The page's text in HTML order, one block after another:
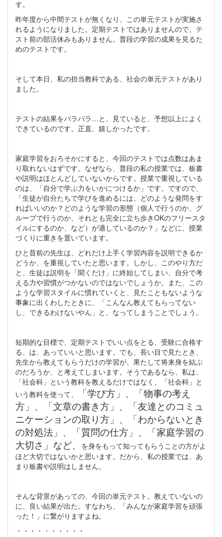
す。
昨年度から中間テストが無くなり、この単元テストが実施さ
れるようになりました。定期テストではありませんので、テ
スト前の部活休みもありません。普段の学習の成果を見るた
めのテストです。
そして本日、私の担当教科である、社会の単元テストがあり
ました。
テストの結果をパラパラ…と、見ていると、予想以上によく
できているのです。正直、嬉しかったです。
家庭学習をおろそかにすると、今回のテストでは点数はあま
り取れないはずです。なぜなら、普段の私の授業では、板書
や説明はほとんどしていないからです。授業で重視している
のは、「自分で学ぶ力をいかにつけるか」です。ですので、
「生徒が自分たちで学びを進めるには、どのような発問をす
ればいいのか？どのような学習の形態（個人で行うのか、グ
ループで行うのか、それとも完全に立ち歩きOKのフリースタ
イルにするのか、など）が適しているのか？」などに、授業
づくりに重きを置いています。
ひと昔前の先生は、どれだけ上手く学習内容を説明できるか
どうか、を重視していたと思います。しかし、このやり方だ
と、生徒は説明を「聞くだけ」に終始してしまい、自分で考
える力や習慣がつかないのではないでしょうか。また、この
ような学習スタイルに慣れていくと、見たこともないような
事象に出くわしたときに、「こんなん教えてもらってない
し、できるわけないやん」と、なってしまうことでしょう。
短期的な目標で、定期テストでいい点をとる、受験に合格す
る、は、あっていいと思います。でも、長い目で見たとき、
先生から教えてもらうだけの学習が、果たして将来身を結ぶ
のだろうか、と考えてしまいます。そうであるなら、私は、
「社会科」という教科を教えるだけではなく、「社会科」と
いう教科を使って、
「学び方」、「物事の考え
方」、「文章の書き方」、「友達とのコミュ
ニケーションの取り方」、「わからないとき
の対処法」、「質問の仕方」、「家庭学習の
大切さ」など、
を身をもって知ってもらうことの方がよ
ほど大切ではないかと思います。だから、私の授業では、あ
まり板書や説明はしません。
そんな背景があっての、今回の単元テスト。教えていないの
に、良い結果が出た。すなわち、「みんなが家庭学習を頑張
った！」に繋がりますよね。
・・・・・・・・・・